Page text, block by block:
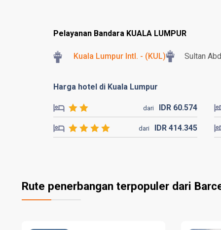
Pelayanan Bandara KUALA LUMPUR
Kuala Lumpur Intl. - (KUL) Sultan
Harga hotel di Kuala Lumpur
dari IDR 60.574
dari IDR 414.345
Rute penerbangan terpopuler dari